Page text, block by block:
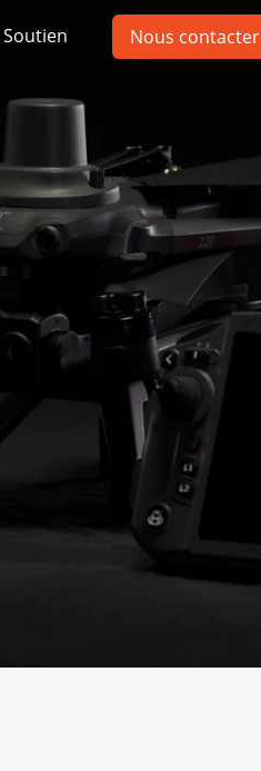
Soutien Nous contacter